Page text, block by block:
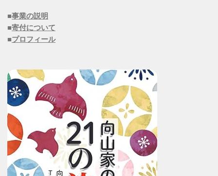
■事業の説明
■寄付について
■プロフィール